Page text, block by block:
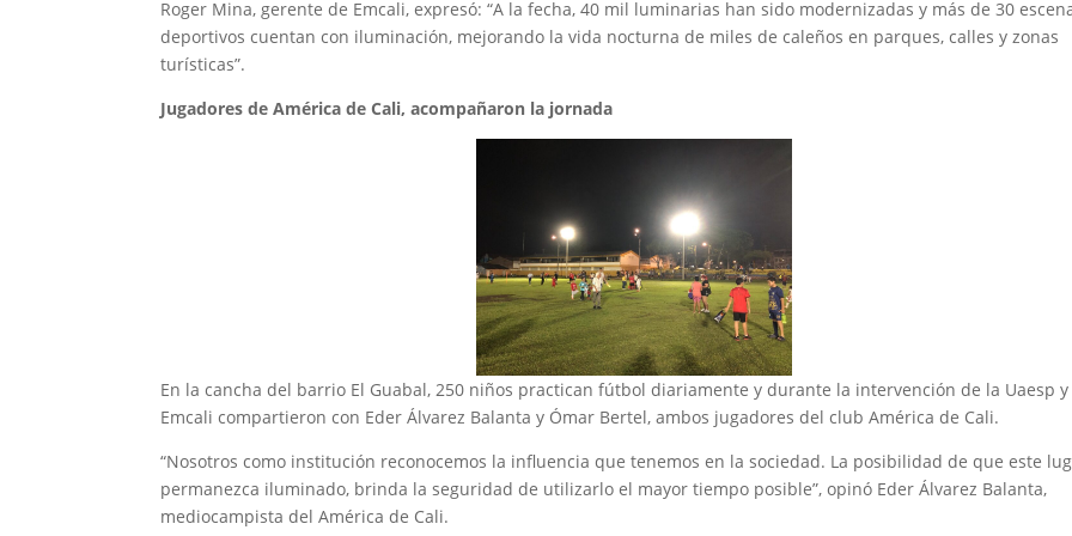
Roger Mina, gerente de Emcali, expresó: “A la fecha, 40 mil luminarias han sido modernizadas y más de 30
deportivos cuentan con iluminación, mejorando la vida nocturna de miles de caleños en parques, calles y zonas
turísticas”.
Jugadores de América de Cali, acompañaron la jornada
En la cancha del barrio El Guabal, 250 niños practican fútbol diariamente y durante la intervención de la Uaesp y
Emcali compartieron con Eder Álvarez Balanta y Ómar Bertel, ambos jugadores del club América de Cali.
“Nosotros como institución reconocemos la influencia que tenemos en la sociedad. La posibilidad de que este
permanezca iluminado, brinda la seguridad de utilizarlo el mayor tiempo posible”, opinó Eder Álvarez Balanta,
mediocampista del América de Cali.